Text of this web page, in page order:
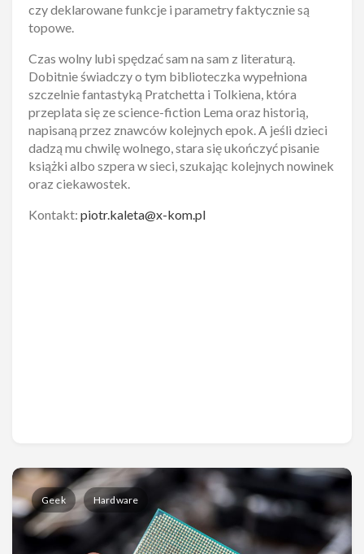
czy deklarowane funkcje i parametry faktycznie są
topowe.
Czas wolny lubi spędzać sam na sam z literaturą.
Dobitnie świadczy o tym biblioteczka wypełniona
szczelnie fantastyką Pratchetta i Tolkiena, która
przeplata się ze science-fiction Lema oraz historią,
napisaną przez znawców kolejnych epok. A jeśli dzieci
dadzą mu chwilę wolnego, stara się ukończyć pisanie
książki albo szpera w sieci, szukając kolejnych nowinek
oraz ciekawostek.
Kontakt: piotr.kaleta@x-kom.pl
Geek Hardware